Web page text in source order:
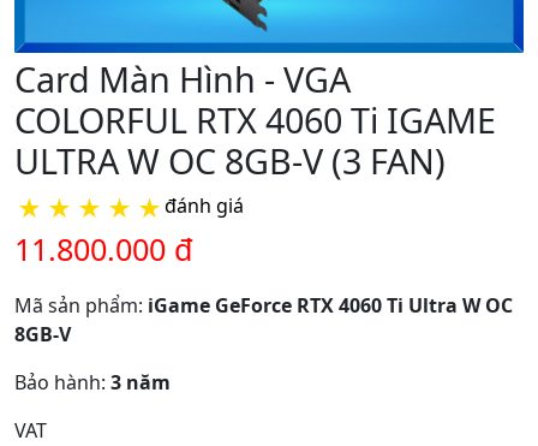
Card Màn Hình - VGA
COLORFUL RTX 4060 Ti IGAME
ULTRA W OC 8GB-V (3 FAN)
★ ★ ★ ★ ★đánh giá
11.800.000 đ
Mã sản phẩm: iGame GeForce RTX 4060 Ti Ultra W OC
8GB-V
Bảo hành: 3 năm
VAT